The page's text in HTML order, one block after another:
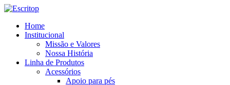
Home
Institucional
Missão e Valores
Nossa História
Linha de Produtos
Acessórios
Apoio para pés